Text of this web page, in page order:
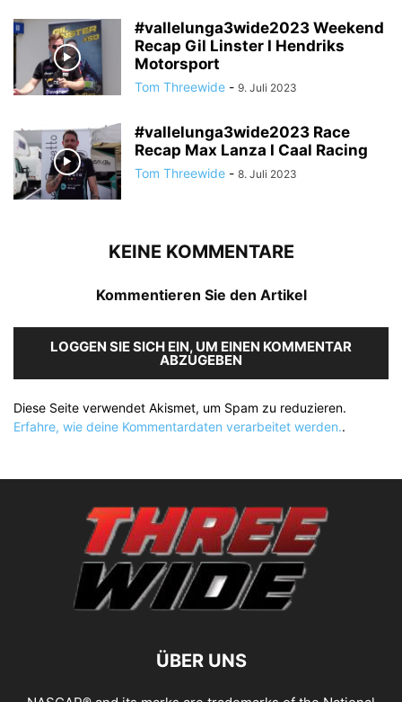
#vallelunga3wide2023 Weekend
Recap Gil Linster I Hendriks
Motorsport
Tom Threewide - 9. Juli 2023
#vallelunga3wide2023 Race
Recap Max Lanza I Caal Racing
Tom Threewide - 8. Juli 2023
KEINE KOMMENTARE
Kommentieren Sie den Artikel
LOGGEN SIE SICH EIN, UM EINEN KOMMENTAR
ABZUGEBEN
Diese Seite verwendet Akismet, um Spam zu reduzieren.
Erfahre, wie deine Kommentardaten verarbeitet werden..
ÜBER UNS